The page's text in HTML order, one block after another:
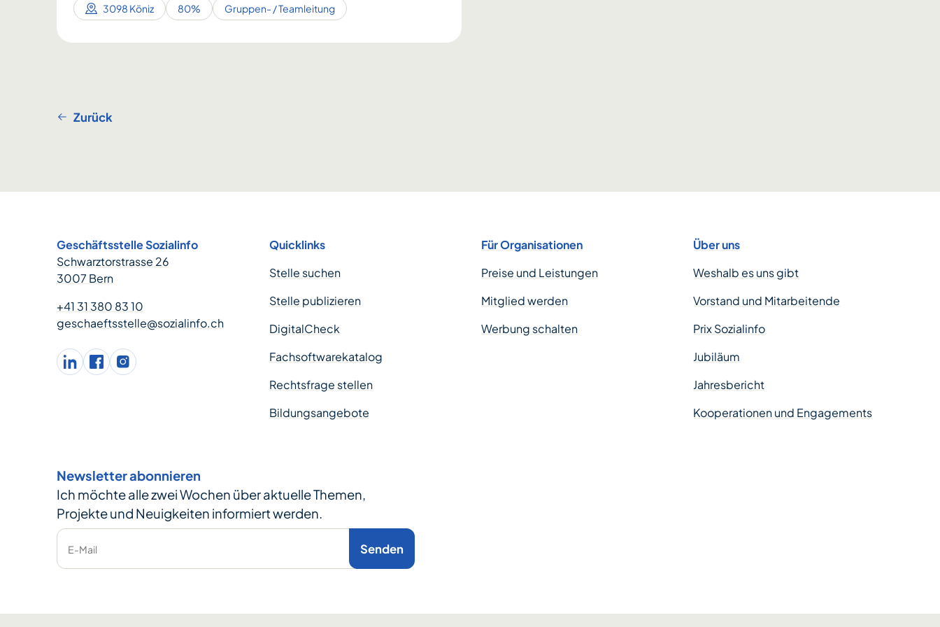
3098 Köniz 80% Gruppen- / Teamleitung
Zurück
Geschäftsstelle Sozialinfo
Schwarztorstrasse 26
3007 Bern
+41 31 380 83 10
geschaeftsstelle@sozialinfo.ch
LinkedInfacebookInstagram
Quicklinks
Stelle suchen
Stelle publizieren
DigitalCheck
Fachsoftwarekatalog
Rechtsfrage stellen
Bildungsangebote
Für Organisationen
Preise und Leistungen
Mitglied werden
Werbung schalten
Über uns
Weshalb es uns gibt
Vorstand und Mitarbeitende
Prix Sozialinfo
Jubiläum
Jahresbericht
Kooperationen und Engagements
Newsletter abonnieren
Ich möchte alle zwei Wochen über aktuelle Themen,
Projekte und Neuigkeiten informiert werden.
E-Mail Senden